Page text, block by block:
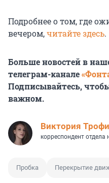
Подробнее о том, где
вечером,читайте здесь.
Больше новостей в
телеграм-канале
Подписывайтесь,
важном.
Виктория
корреспондент отдела
Пробка Перекрытие